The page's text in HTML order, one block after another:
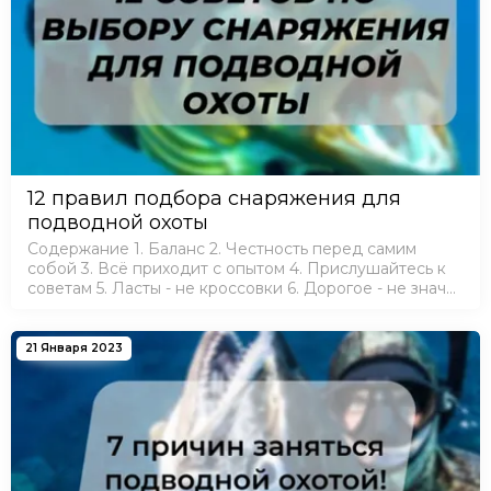
12 правил подбора снаряжения для
подводной охоты
Содержание 1. Баланс 2. Честность перед самим
собой 3. Всё приходит с опытом 4. Прислушайтесь к
советам 5. Ласты - не кроссовки 6. Дорогое - не значит
покупать все в одном месте 9. Скидки…
21 Января 2023